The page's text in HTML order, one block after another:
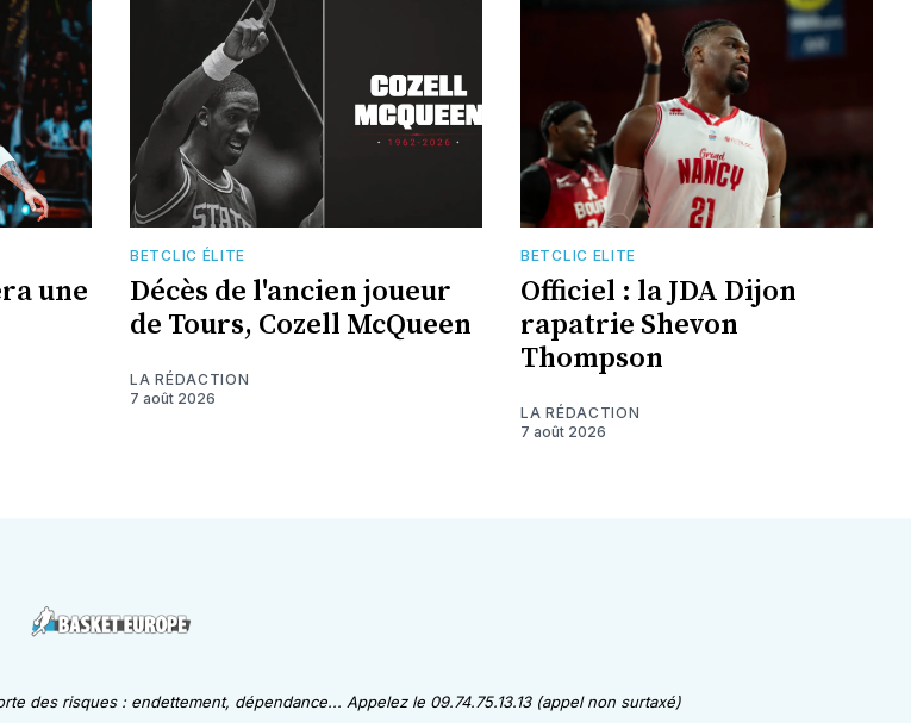
une
BETCLIC ÉLITE
Décès de l'ancien joueur
de Tours, Cozell McQueen
LA RÉDACTION
7 août 2026
BETCLIC ELITE
Officiel : la JDA Dijon
rapatrie Shevon
Thompson
LA RÉDACTION
7 août 2026
des risques : endettement, dépendance... Appelez le 09.74.75.13.13 (appel non surtaxé)